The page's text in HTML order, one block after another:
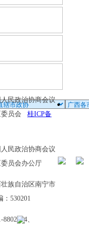
民政治协商会议
委员会 桂ICP备
民政治协商会议
员会办公厅
族自治区南宁市
530201
、